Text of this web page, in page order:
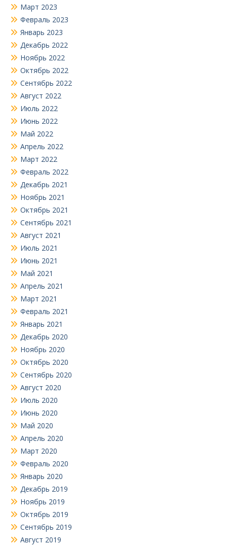
Март 2023
Февраль 2023
Январь 2023
Декабрь 2022
Ноябрь 2022
Октябрь 2022
Сентябрь 2022
Август 2022
Июль 2022
Июнь 2022
Май 2022
Апрель 2022
Март 2022
Февраль 2022
Декабрь 2021
Ноябрь 2021
Октябрь 2021
Сентябрь 2021
Август 2021
Июль 2021
Июнь 2021
Май 2021
Апрель 2021
Март 2021
Февраль 2021
Январь 2021
Декабрь 2020
Ноябрь 2020
Октябрь 2020
Сентябрь 2020
Август 2020
Июль 2020
Июнь 2020
Май 2020
Апрель 2020
Март 2020
Февраль 2020
Январь 2020
Декабрь 2019
Ноябрь 2019
Октябрь 2019
Сентябрь 2019
Август 2019